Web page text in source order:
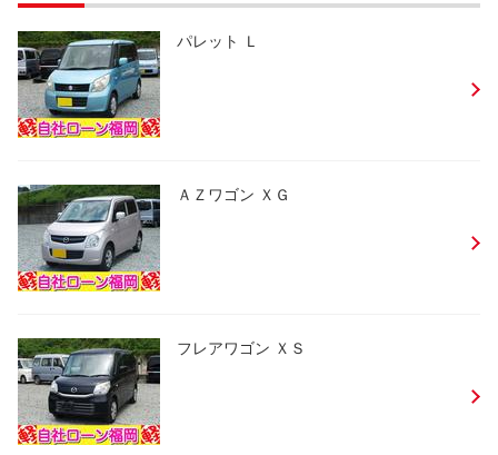
パレット Ｌ
ＡＺワゴン ＸＧ
フレアワゴン ＸＳ